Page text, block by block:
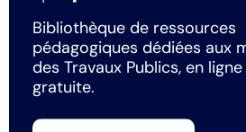
Bibliothèque de ressources
pédagogiques dédiées aux
des Travaux Publics, en
gratuite.